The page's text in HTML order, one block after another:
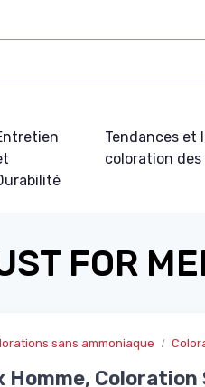
Tendances et
coloration
FOR
sans ammoniaque
Homme, Coloration